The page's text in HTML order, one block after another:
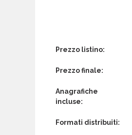
Prezzo listino:
Prezzo finale:
Anagrafiche
incluse:
Formati distribuiti: